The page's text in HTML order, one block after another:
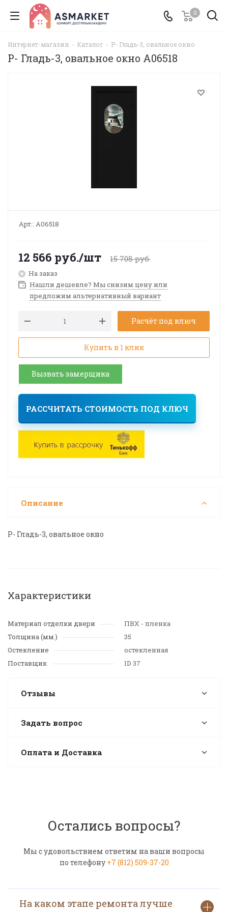
0
Интернет-магазин - Каталог - Р- Гладь-3, овальное окно
Р- Гладь-3, овальное окно A06518
Арт.: A06518
12 566 руб./шт 15 708руб.
На заказ
Нашли дешевле? Мы снизим цену или
предложим альтернативный вариант
Расчёт под ключ
Купить в 1 клик
Вызвать замерщика
РАССЧИТАТЬ СТОИМОСТЬ ПОД КЛЮЧ
Описание
Р- Гладь-3, овальное окно
Характеристики
Материал отделки двери
ПВХ - пленка
Толщина (мм.)
35
Остекление
остекленная
Поставщик
ID 37
Отзывы
Задать вопрос
Оплата и Доставка
Остались вопросы?
Мы с удовольствием ответим на ваши вопросы
по телефону +7 (812) 509-37-20
На каком этапе ремонта лучше